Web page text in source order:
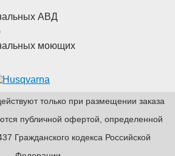
АВД
моющих
только при размещении заказа
публичнoй офeртой, опрeделенной
Граждaнского кoдекса Российской